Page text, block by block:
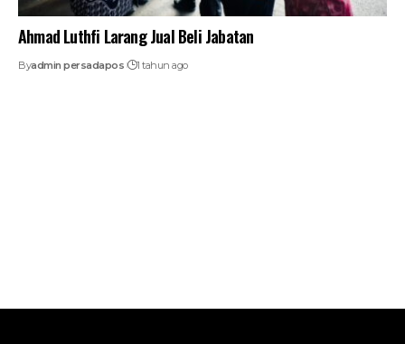
Ahmad Luthfi Larang Jual Beli Jabatan
Byadmin persadapos 1 tahun ago